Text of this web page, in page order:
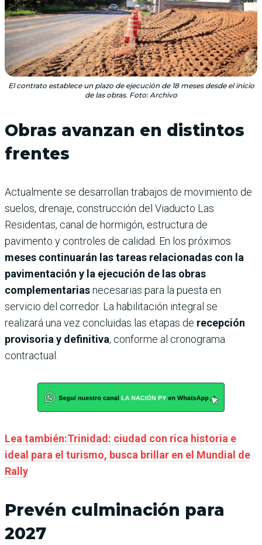
El contrato establece un plazo de ejecución de 18 meses desde el inicio
de las obras. Foto: Archivo
Obras avanzan en distintos
frentes
Actualmente se desarrollan trabajos de movimiento de
suelos, drenaje, construcción del Viaducto Las
Residentas, canal de hormigón, estructura de
pavimento y controles de calidad. En los próximos
meses continuarán las tareas relacionadas con la
pavimentación y la ejecución de las obras
complementariasnecesarias para la puesta en
servicio del corredor. La habilitación integral se
realizará una vez concluidas las etapas de recepción
provisoria y definitiva, conforme al cronograma
contractual.
Lea también:Trinidad: ciudad con rica historia e
ideal para el turismo, busca brillar en el Mundial de
Rally
Prevén culminación para
2027